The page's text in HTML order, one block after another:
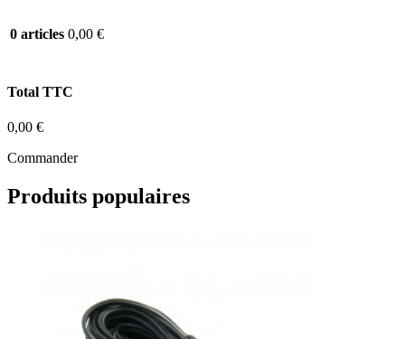
0 articles 0,00 €
Total TTC
0,00 €
Commander
Produits populaires